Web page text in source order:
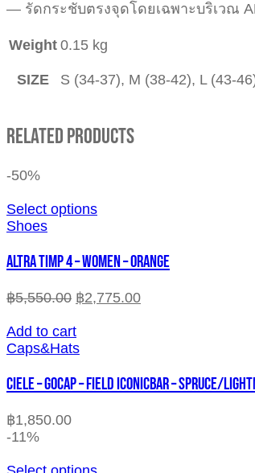
— รัดกระชับตรงจุดโดยเฉพาะบริเวณ
Weight 0.15 kg
SIZE S (34-37), M (38-42), L (43-
Related Products
-50%
Select options
Shoes
ALTRA TIMP 4 – WOMEN – ORANGE
฿5,550.00 ฿2,775.00
Add to cart
Caps&Hats
CIELE – GOCAP – FIELD ICONICBAR – SPRUCE/
฿1,850.00
-11%